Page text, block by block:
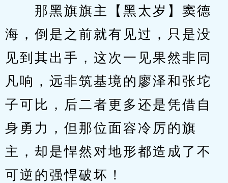
那黑旗旗主【黑太岁】窦德
海，倒是之前就有见过，只是没
见到其出手，这次一见果然非同
凡响，远非筑基境的廖泽和张坨
子可比，后二者更多还是凭借自
身勇力，但那位面容冷厉的旗
主，却是悍然对地形都造成了不
可逆的强悍破坏！